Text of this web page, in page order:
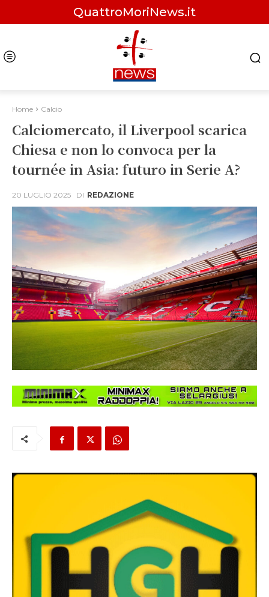
QuattroMoriNews.it
Home Calcio
Calciomercato, il Liverpool scarica
Chiesa e non lo convoca per la
tournée in Asia: futuro in Serie A?
20 LUGLIO 2025 DI REDAZIONE